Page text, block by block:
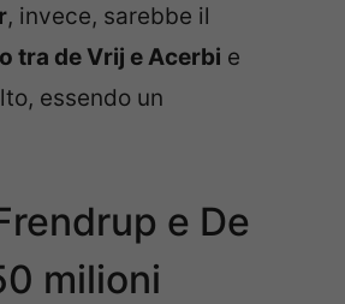
, invece, sarebbe il
tra de Vrij e Acerbi e
essendo un
e De
milioni